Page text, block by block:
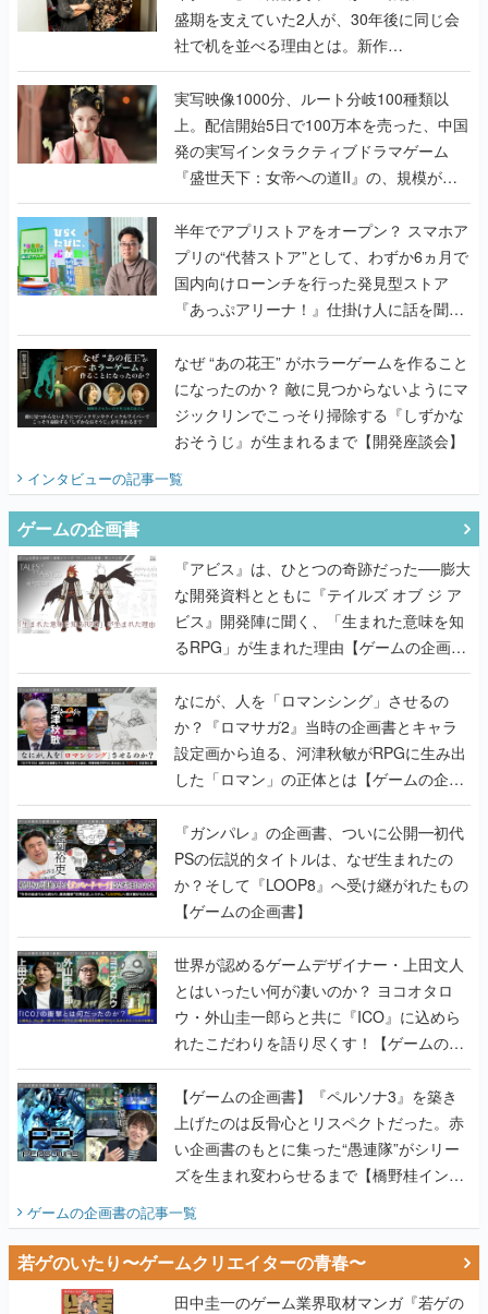
盛期を支えていた2人が、30年後に同じ会
社で机を並べる理由とは。新作
『TATSUJIN EXTREME』で初タッグを組
んだレジェンド2人に訊く開発秘話
実写映像1000分、ルート分岐100種類以
上。配信開始5日で100万本を売った、中国
発の実写インタラクティブドラマゲーム
『盛世天下：女帝への道II』の、規模が違
うこだわりをプロデューサーに聞いた
半年でアプリストアをオープン？ スマホア
プリの“代替ストア”として、わずか6ヵ月で
国内向けローンチを行った発見型ストア
『あっぷアリーナ！』仕掛け人に話を聞い
てみた
なぜ “あの花王” がホラーゲームを作ること
になったのか？ 敵に見つからないようにマ
ジックリンでこっそり掃除する『しずかな
おそうじ』が生まれるまで【開発座談会】
インタビューの記事一覧
ゲームの企画書
『アビス』は、ひとつの奇跡だった──膨大
な開発資料とともに『テイルズ オブ ジ ア
ビス』開発陣に聞く、「生まれた意味を知
るRPG」が生まれた理由【ゲームの企画
書】
なにが、人を「ロマンシング」させるの
か？『ロマサガ2』当時の企画書とキャラ
設定画から迫る、河津秋敏がRPGに生み出
した「ロマン」の正体とは【ゲームの企画
書】
『ガンパレ』の企画書、ついに公開━初代
PSの伝説的タイトルは、なぜ生まれたの
か？そして『LOOP8』へ受け継がれたもの
【ゲームの企画書】
世界が認めるゲームデザイナー・上田文人
とはいったい何が凄いのか？ ヨコオタロ
ウ・外山圭一郎らと共に『ICO』に込めら
れたこだわりを語り尽くす！【ゲームの企
画書】
【ゲームの企画書】『ペルソナ3』を築き
上げたのは反骨心とリスペクトだった。赤
い企画書のもとに集った“愚連隊”がシリー
ズを生まれ変わらせるまで【橋野桂インタ
ゲームの企画書の記事一覧
若ゲのいたり〜ゲームクリエイターの青春〜
田中圭一のゲーム業界取材マンガ『若ゲの